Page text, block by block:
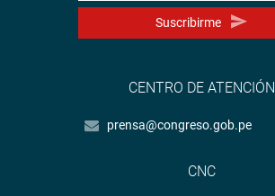
Suscribirme
CENTRO DE ATENCIÓN
prensa@congreso.gob.pe
CNC